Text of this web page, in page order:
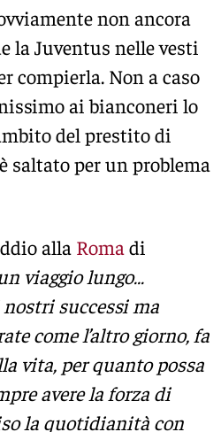
non ancora
la Juventus nelle vesti
compierla. Non a caso
ai bianconeri lo
del prestito di
saltato per un problema
alla Roma di
viaggio lungo…
successi ma
come l’altro giorno, fa
vita, per quanto possa
avere la forza di
la quotidianità con